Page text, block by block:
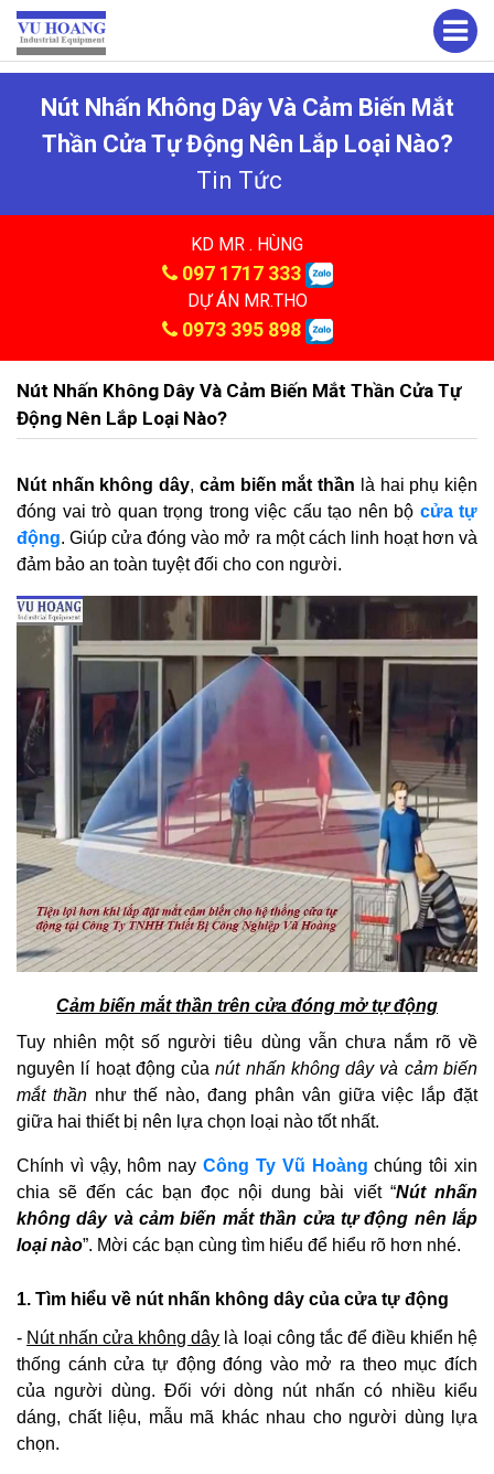
Nút Nhấn Không Dây Và Cảm Biến Mắt
Thần Cửa Tự Động Nên Lắp Loại Nào?
Tin Tức
KD MR . HÙNG
097 1717 333
DỰ ÁN MR.THO
0973 395 898
Nút Nhấn Không Dây Và Cảm Biến Mắt Thần Cửa Tự
Động Nên Lắp Loại Nào?
Nút nhấn không dây, cảm biến mắt thần là hai phụ kiện
đóng vai trò quan trọng trong việc cấu tạo nên bộ cửa tự
động. Giúp cửa đóng vào mở ra một cách linh hoạt hơn và
đảm bảo an toàn tuyệt đối cho con người.
Cảm biến mắt thần trên cửa đóng mở tự động
Tuy nhiên một số người tiêu dùng vẫn chưa nắm rõ về
nguyên lí hoạt động củanút nhấn không dây và cảm biến
mắt thầnnhư thế nào, đang phân vân giữa việc lắp đặt
giữa hai thiết bị nên lựa chọn loại nào tốt nhất.
Chính vì vậy, hôm nayCông Ty Vũ Hoàng chúng tôi xin
chia sẽ đến các bạn đọc nội dung bài viết “Nút nhấn
không dây và cảm biến mắt thần cửa tự động nên lắp
loại nào”. Mời các bạn cùng tìm hiểu để hiểu rõ hơn nhé.
1. Tìm hiểu về nút nhấn không dây của cửa tự động
- Nút nhấn cửa không dây là loại công tắc để điều khiển hệ
thống cánh cửa tự động đóng vào mở ra theo mục đích
của người dùng. Đối với dòng nút nhấn có nhiều kiểu
dáng, chất liệu, mẫu mã khác nhau cho người dùng lựa
chọn.